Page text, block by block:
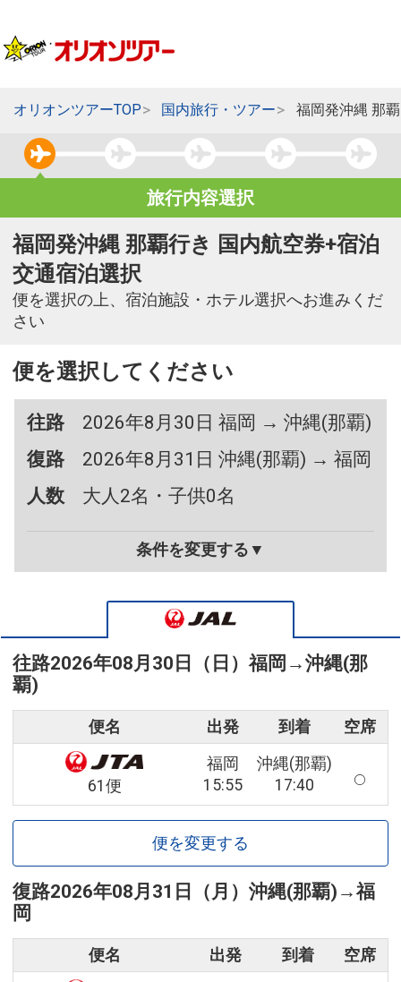
オリオンツアーTOP 国内旅行・ツアー 福岡発沖縄 那
旅行内容選択
福岡発沖縄 那覇行き 国内航空券+宿泊
交通宿泊選択
便を選択の上、宿泊施設・ホテル選択へお進みくだ
さい
便を選択してください
往路
2026年8月30日 福岡 → 沖縄(那覇)
復路
2026年8月31日 沖縄(那覇) → 福岡
人数
大人2名・子供0名
条件を変更する▼
往路2026年08月30日（日）福岡 →沖縄(那
覇)
便名 出発 到着 空席
61便
福岡
15:55
沖縄(那覇)
17:40
便を変更する
復路2026年08月31日（月） 沖縄(那覇) →福
岡
便名 出発 到着 空席